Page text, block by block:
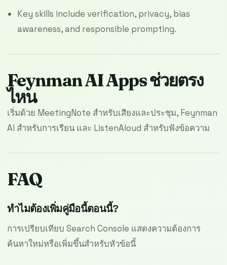
Key skills include verification, privacy, bias
awareness, and responsible prompting.
Feynman AI Apps ช่วยตรง
ไหน
เริ่มด้วย MeetingNote สำหรับเสียงและประชุม, Feynman
AI สำหรับการเรียน และ ListenAloud สำหรับฟังข้อความ
FAQ
ทำไมต้องเพิ่มคู่มือนี้ตอนนี้?
การเปรียบเทียบ Search Console แสดงความต้องการ
ค้นหาใหม่หรือเพิ่มขึ้นสำหรับหัวข้อนี้